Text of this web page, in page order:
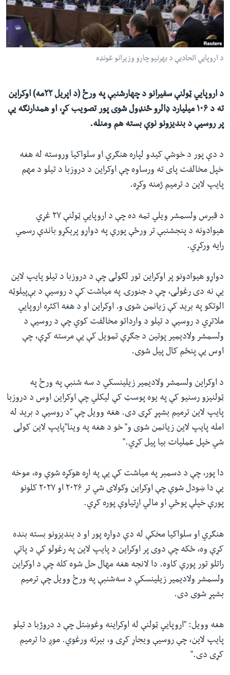
شئ
ځای
له مونږ سره په تماس کې پاتې شئ
د اروپايي اتحادیې د بهرنیو چارو وزیرانو غونډه
د اروپايي ټولنې سفیرانو د چهارشنبې په ورځ (د اپریل ۲۲مه) اوکراین
ته د ۱۰۶ میلیارد ډالرو ځنډول شوی پور تصویب کړ، او همدارنګه یې
پر روسیې د بندیزونو نوې بسته هم ومنله.
د دې پور د خوشې کیدو لپاره هنګري او سلواکیا وروسته له هغه
خپل مخالفت پای ته ورساوه چې اوکراین د دروزبا د تیلو د مهم
پایپ لاین د ترمیم ژمنه وکړه.
د قبرس ولسمشر ویلي تمه ده چې د اروپايي ټولنې ۲۷ غړي
هېوادونه د پنجشنبې تر ورځې پورې په دواړو پرېکړو باندې رسمي
رایه ورکړي.
دواړو هیوادونو پر اوکراین تور لګولی چې د دروزبا د تیلو پایپ لاین
یې نه دی رغولی، چې د جنورۍ په میاشت کې د روسیې د بې‌پیلوټه
الوتکو په برید کې زیانمن شوی و. اوکراین او د هغه اکثره اروپایي
ملاتړي د روسیې د تیلو د وارداتو مخالفت کوي چې د روسیې د
ولسمشر ولادیمیر پوتین د جګړې تمویل کې یې مرسته کړې، چې
اوس یې پنځم کال پیل شوی.
د اوکراین ولسمشر ولادیمیر زیلینسکي د سه شنبې په ورځ په
ټولنیزو رسنیو کې په یوه پوسټ کې لیکلي چې اوکراین اوس د دروزبا
پایپ لاین ترمیم بشپړ کړی دی. هغه وویل چې "د روسیې د برید له
امله پایپ لاین زیانمن شوی و" خو د هغه په وینا"پایپ لاین کولی
شي خپل عملیات بیا پیل کړي."
دا پور، چې د دسمبر په میاشت کې یې په اړه هوکړه شوې وه، موخه
یې دا ښودل شوې چې اوکراین وکولای شي تر ۲۰۲۶ او ۲۰۲۷ کلونو
پورې خپلې پوځي او مالي اړتیاوې پوره کړي.
هنګري او سلواکیا مخکې له دې دواړه پور او د بندیزونو بسته بنده
کړې وه، ځکه چې دوی پر اوکراین د پایپ لاین په رغولو کې د پاتې
راتلو تور پورې کاوه. دا لانجه هغه مهال حل شوه کله چې د اوکراین
ولسمشر ولادیمیر زیلینسکي د سه‌شنبې په ورځ وویل چې ترمیم
بشپړ شوی دی.
هغه وویل: "اروپايي ټولنې له اوکراینه وغوښتل چې د دروژبا د تیلو
پایپ لاین، چې روسیې ویجاړ کړی و، بېرته ورغوي. موږ دا ترمیم
کړی دی."